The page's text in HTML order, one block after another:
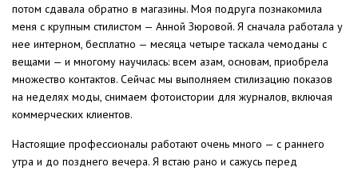
потом сдавала обратно в магазины. Моя подруга познакомила
меня с крупным стилистом — Анной Зюровой. Я сначала работала у
нее интерном, бесплатно — месяца четыре таскала чемоданы с
вещами — и многому научилась: всем азам, основам, приобрела
множество контактов. Сейчас мы выполняем стилизацию показов
на неделях моды, снимаем фотоистории для журналов, включая
коммерческих клиентов.
Настоящие профессионалы работают очень много — с раннего
утра и до позднего вечера. Я встаю рано и сажусь перед